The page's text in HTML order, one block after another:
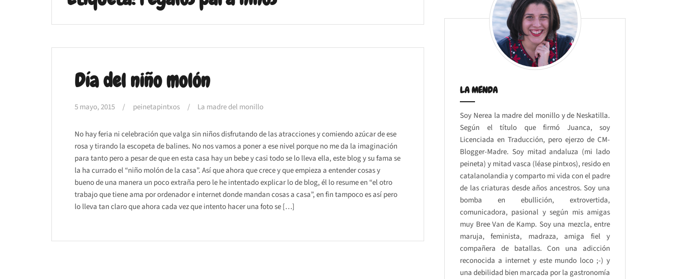
Día del niño molón
5 mayo, 2015 peinetapintxos La madre del monillo
No hay feria ni celebración que valga sin niños disfrutando de las atracciones y comiendo azúcar de ese
rosa y tirando la escopeta de balines. No nos vamos a poner a ese nivel porque no me da la imaginación
para tanto pero a pesar de que en esta casa hay un bebe y casi todo se lo lleva ella, este blog y su fama se
la ha currado el “niño molón de la casa”. Así que ahora que crece y que empieza a entender cosas y
bueno de una manera un poco extraña pero le he intentado explicar lo de blog, él lo resume en “el otro
trabajo que tiene ama por ordenador e internet donde mandan cosas a casa”, en fin tampoco es así pero
lo lleva tan claro que ahora cada vez que intento hacer una foto se […]
LA MENDA
Soy Nerea la madre del monillo y de Neskatilla.
Según el título que firmó Juanca, soy
Licenciada en Traducción, pero ejerzo de CM-
Blogger-Madre. Soy mitad andaluza (mi lado
peineta) y mitad vasca (léase pintxos), resido en
catalanolandia y comparto mi vida con el padre
de las criaturas desde años ancestros. Soy una
bomba en ebullición, extrovertida,
comunicadora, pasional y según mis amigas
muy Bree Van de Kamp. Soy una mezcla, entre
maruja, feminista, madraza, amiga fiel y
compañera de batallas. Con una adicción
reconocida a internet y este mundo loco ;-) y
una debilidad bien marcada por la gastronomía